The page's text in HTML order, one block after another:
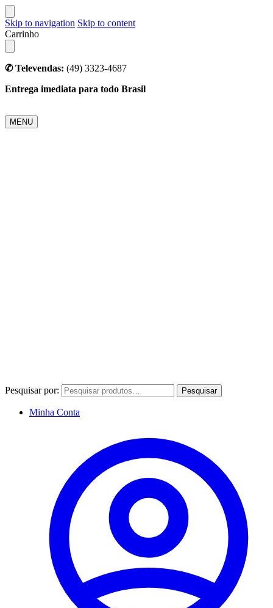
Skip to navigation Skip to content
Carrinho
✆ Televendas: (49) 3323-4687
Entrega imediata para todo Brasil
MENU
Pesquisar por: Pesquisar
Minha Conta